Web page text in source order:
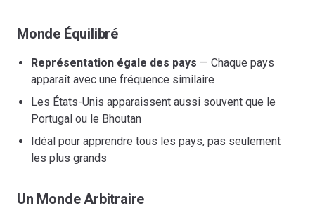
Monde Équilibré
Représentation égale des pays — Chaque pays
apparaît avec une fréquence similaire
Les États-Unis apparaissent aussi souvent que le
Portugal ou le Bhoutan
Idéal pour apprendre tous les pays, pas seulement
les plus grands
Un Monde Arbitraire